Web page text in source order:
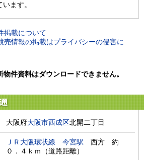
ます。
掲載について
売情報の掲載はプライバシーの侵害に
物件資料はダウンロードできません。
大阪府大阪市西成区北開二丁目
ＪＲ大阪環状線 今宮駅 西方　約
０．４ｋｍ（道路距離）